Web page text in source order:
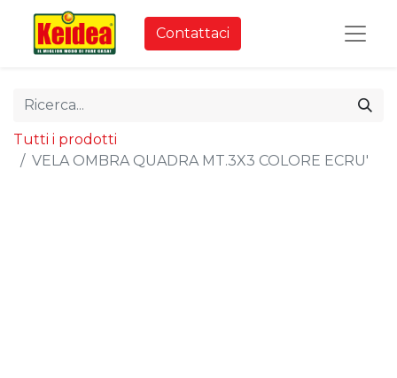
Contattaci
Tutti i prodotti
VELA OMBRA QUADRA MT.3X3 COLORE ECRU'